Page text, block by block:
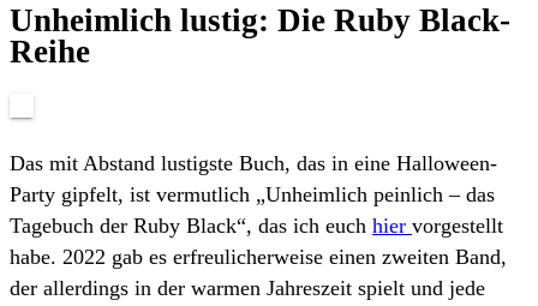
Unheimlich lustig: Die Ruby Black-
Reihe
Das mit Abstand lustigste Buch, das in eine Halloween-
Party gipfelt, ist vermutlich „Unheimlich peinlich – das
Tagebuch der Ruby Black“, das ich euch hier vorgestellt
habe. 2022 gab es erfreulicherweise einen zweiten Band,
der allerdings in der warmen Jahreszeit spielt und jede